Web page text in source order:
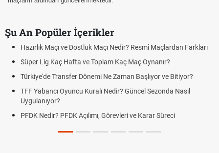
Şu An Popüler İçerikler
Hazırlık Maçı ve Dostluk Maçı Nedir? Resmî Maçlardan Farkları
Süper Lig Kaç Hafta ve Toplam Kaç Maç Oynanır?
Türkiye'de Transfer Dönemi Ne Zaman Başlıyor ve Bitiyor?
TFF Yabancı Oyuncu Kuralı Nedir? Güncel Sezonda Nasıl
Uygulanıyor?
PFDK Nedir? PFDK Açılımı, Görevleri ve Karar Süreci